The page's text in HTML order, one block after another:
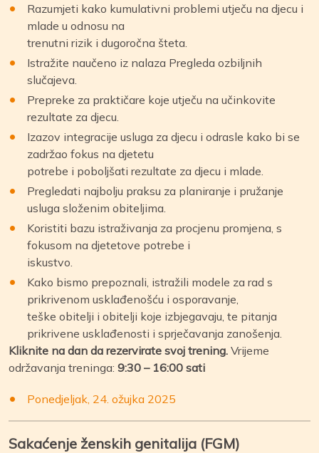
Razumjeti kako kumulativni problemi utječu na djecu i
mlade u odnosu na
trenutni rizik i dugoročna šteta.
Istražite naučeno iz nalaza Pregleda ozbiljnih
slučajeva.
Prepreke za praktičare koje utječu na učinkovite
rezultate za djecu.
Izazov integracije usluga za djecu i odrasle kako bi se
zadržao fokus na djetetu
potrebe i poboljšati rezultate za djecu i mlade.
Pregledati najbolju praksu za planiranje i pružanje
usluga složenim obiteljima.
Koristiti bazu istraživanja za procjenu promjena, s
fokusom na djetetove potrebe i
iskustvo.
Kako bismo prepoznali, istražili modele za rad s
prikrivenom usklađenošću i osporavanje,
teške obitelji i obitelji koje izbjegavaju, te pitanja
prikrivene usklađenosti i sprječavanja zanošenja.
Kliknite na dan da rezervirate svoj trening. Vrijeme
održavanja treninga: 9:30 – 16:00 sati
Ponedjeljak, 24. ožujka 2025
Sakaćenje ženskih genitalija (FGM)